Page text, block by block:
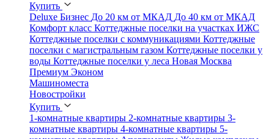
Купить
Deluxe Бизнес До 20 км от МКАД До 40 км от МКАД
Комфорт класс Коттеджные поселки на участках ИЖС
Коттеджные поселки с коммуникациями Коттеджные
поселки с магистральным газом Коттеджные поселки у
воды Коттеджные поселки у леса Новая Москва
Премиум Эконом
Машиноместа
Новостройки
Купить
1-комнатные квартиры 2-комнатные квартиры 3-
комнатные квартиры 4-комнатные квартиры 5-